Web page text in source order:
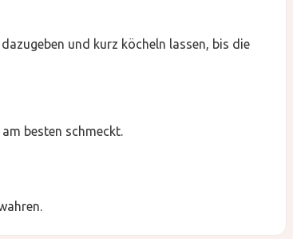
und kurz köcheln lassen, bis die
besten schmeckt.